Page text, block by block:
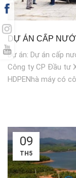
DỰ ÁN CẤP
Dự án: Dự án cấp
Công ty CP Đầu tư
HDPENhà máy có
09
TH5